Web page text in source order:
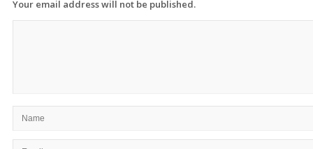
Your email address will not be published.